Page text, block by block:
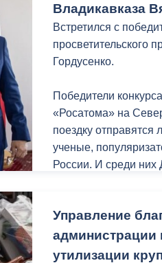
современной
компьютерной
в актовом и
говорит директор.
Школа №44
рамках нацпроекта
капитальный
проходит в два
конце лета.
Владикавказа
Встретился с
просветительского
Гордусенко.
Победители
«Росатома» на
поездку отправятся
ученые,
России. И среди них
Дарья мечтает
у нее все
Управление
администрации
утилизации